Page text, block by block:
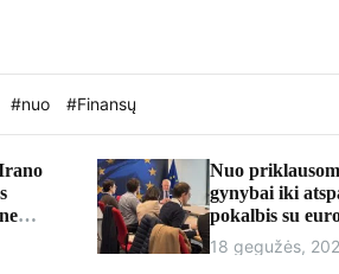
#nuo #Finansų
Nuo
gynybai iki
pokalbis su
Andriumi
18 gegužės,